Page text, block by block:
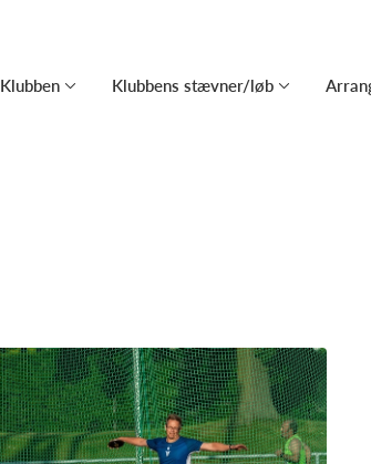
Klubben Klubbens stævner/løb